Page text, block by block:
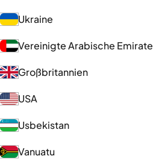
Ukraine
Vereinigte Arabische Emirate
Großbritannien
USA
Usbekistan
Vanuatu